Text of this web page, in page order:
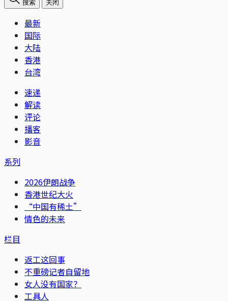
搜索 关闭
最新
国际
大陆
香港
台湾
速递
解读
评论
播客
影音
系列
2026伊朗战争
香港世纪大火
“中国有稀土”
情色的未来
栏目
返工这回事
不重磅记者自留地
女人没有国家？
工具人